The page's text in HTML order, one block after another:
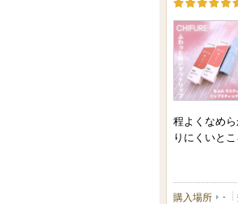
程よくなめ
りにくいと
購入場所 -